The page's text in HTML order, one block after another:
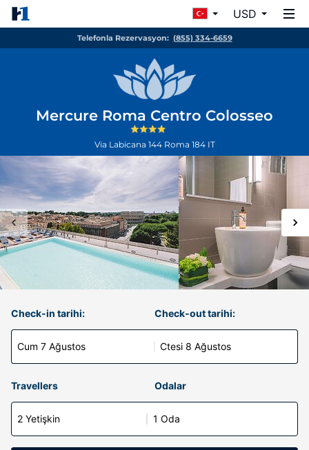
USD
Telefonla Rezervasyon: (855) 334-6659
Mercure Roma Centro Colosseo
Via Labicana 144 Roma 184 IT
Check-in tarihi:
Cum 7 Ağustos
Check-out tarihi:
Ctesi 8 Ağustos
Travellers Odalar
2 Yetişkin 1 Oda